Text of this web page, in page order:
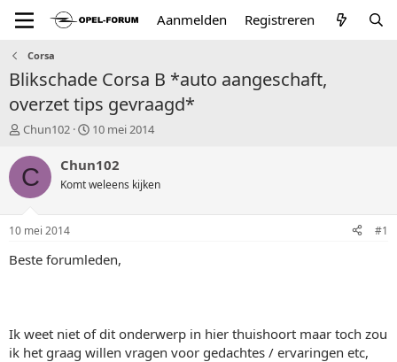
Aanmelden Registreren
Corsa
Blikschade Corsa B *auto aangeschaft,
overzet tips gevraagd*
T
p
i
a
r
Chun102
S
a
t
u
10 mei 2014
C Chun102
Komt weleens kijken
10 mei 2014 #1
Beste forumleden,
Ik weet niet of dit onderwerp in hier thuishoort maar toch zou
ik het graag willen vragen voor gedachtes / ervaringen etc,